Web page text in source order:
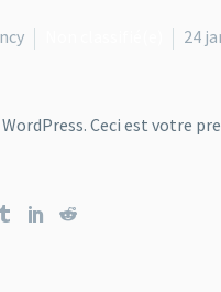
24
WordPress. Ceci est votre